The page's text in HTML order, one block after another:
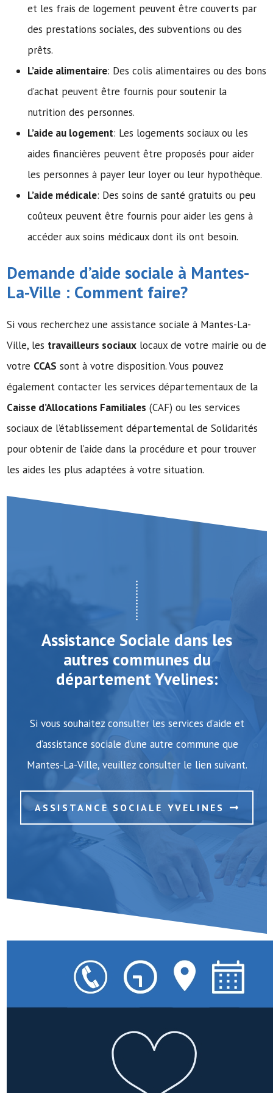
et les frais de logement peuvent être couverts par
des prestations sociales, des subventions ou des
prêts.
L’aide alimentaire: Des colis alimentaires ou des bons
d’achat peuvent être fournis pour soutenir la
nutrition des personnes.
L’aide au logement: Les logements sociaux ou les
aides financières peuvent être proposés pour aider
les personnes à payer leur loyer ou leur hypothèque.
L’aide médicale: Des soins de santé gratuits ou peu
coûteux peuvent être fournis pour aider les gens à
accéder aux soins médicaux dont ils ont besoin.
Demande d’aide sociale à Mantes-
La-Ville : Comment faire?
Si vous recherchez une assistance sociale à Mantes-La-
Ville, les travailleurs sociaux locaux de votre mairie ou de
votre CCAS sont à votre disposition. Vous pouvez
également contacter les services départementaux de la
Caisse d’Allocations Familiales (CAF) ou les services
sociaux de l’établissement départemental de Solidarités
pour obtenir de l’aide dans la procédure et pour trouver
les aides les plus adaptées à votre situation.
Assistance Sociale dans les
autres communes du
département Yvelines:
Si vous souhaitez consulter les services d’aide et
d’assistance sociale d’une autre commune que
Mantes-La-Ville, veuillez consulter le lien suivant.
ASSISTANCE SOCIALE YVELINES